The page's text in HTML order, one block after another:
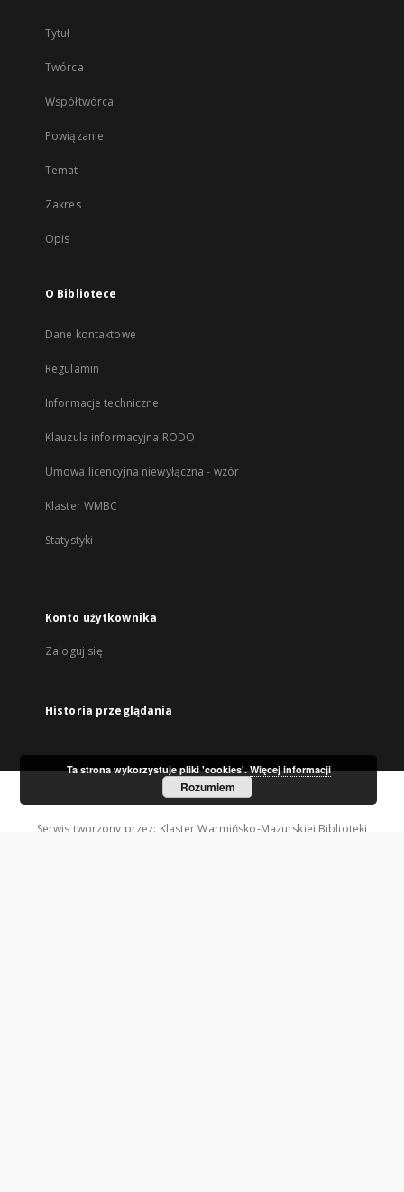
Tytuł
Twórca
Współtwórca
Powiązanie
Temat
Zakres
Opis
O Bibliotece
Dane kontaktowe
Regulamin
Informacje techniczne
Klauzula informacyjna RODO
Umowa licencyjna niewyłączna - wzór
Klaster WMBC
Statystyki
Konto użytkownika
Zaloguj się
Historia przeglądania
Serwis tworzony przez: Klaster Warmińsko-Mazurskiej Biblioteki
Ta strona wykorzystuje pliki 'cookies'.Więcej informacji
Rozumiem